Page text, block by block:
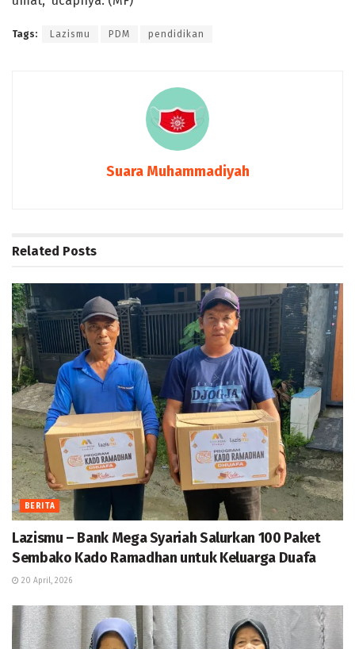
Tags: Lazismu PDM pendidikan
Suara Muhammadiyah
Related Posts
BERITA
Lazismu – Bank Mega Syariah Salurkan 100 Paket
Sembako Kado Ramadhan untuk Keluarga Duafa
20 April, 2026